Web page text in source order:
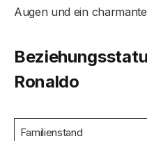
Augen und ein
Ronaldo
Familienstand